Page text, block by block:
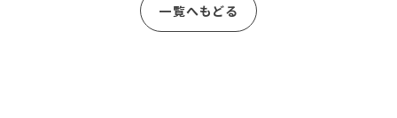
一覧へもどる